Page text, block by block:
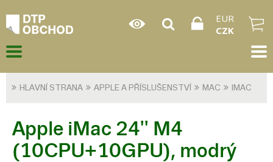
EUR
CZK
HLAVNÍ STRANA APPLE A PŘÍSLUŠENSTVÍ MAC IMAC
Apple iMac 24'' M4
(10CPU+10GPU), modrý